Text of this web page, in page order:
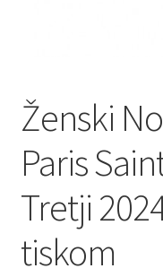
Ženski
Paris
Tretji
tiskom